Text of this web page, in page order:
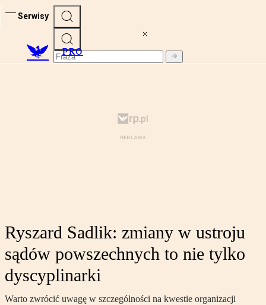
Serwisy
PRO
Ryszard Sadlik: zmiany w ustroju
sądów powszechnych to nie tylko
dyscyplinarki
Warto zwrócić uwagę w szczególności na kwestie organizacji